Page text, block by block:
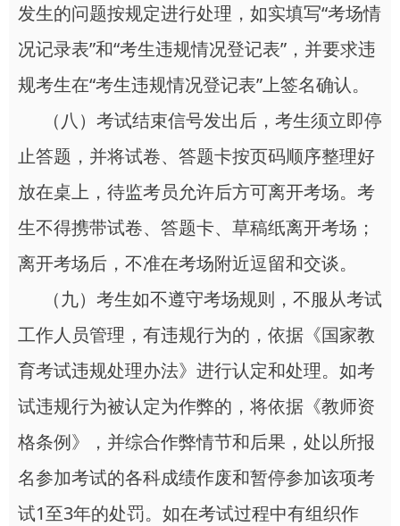
发生的问题按规定进行处理，如实填写“考场情
况记录表”和“考生违规情况登记表”，并要求违
规考生在“考生违规情况登记表”上签名确认。
（八）考试结束信号发出后，考生须立即停
止答题，并将试卷、答题卡按页码顺序整理好
放在桌上，待监考员允许后方可离开考场。考
生不得携带试卷、答题卡、草稿纸离开考场；
离开考场后，不准在考场附近逗留和交谈。
（九）考生如不遵守考场规则，不服从考试
工作人员管理，有违规行为的，依据《国家教
育考试违规处理办法》进行认定和处理。如考
试违规行为被认定为作弊的，将依据《教师资
格条例》，并综合作弊情节和后果，处以所报
名参加考试的各科成绩作废和暂停参加该项考
试1至3年的处罚。如在考试过程中有组织作